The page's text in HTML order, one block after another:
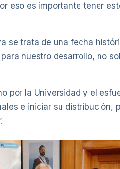
eso es importante tener
se trata de una fecha
nuestro desarrollo, no
por la Universidad y el
e iniciar su